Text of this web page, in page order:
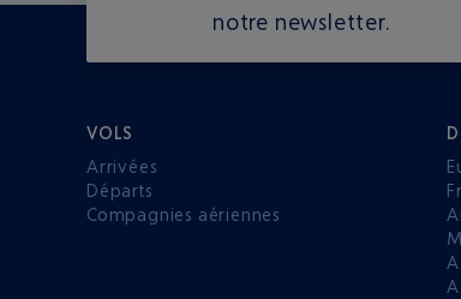
notre newsletter.
VOLS
Arrivées
Départs
Compagnies aériennes